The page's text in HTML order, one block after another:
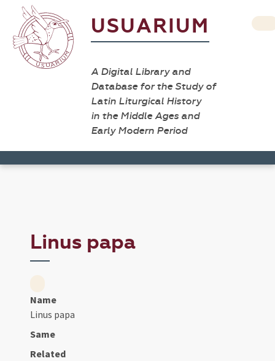
USUARIUM
A Digital Library and
Database for the Study of
Latin Liturgical History
in the Middle Ages and
Early Modern Period
Linus papa
Name
Linus papa
Same
Related